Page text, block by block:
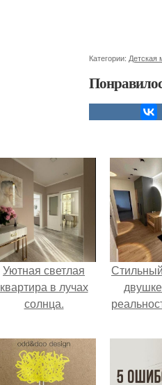
Категории: Детская
Уютная светлая
квартира в лучах
солнца.